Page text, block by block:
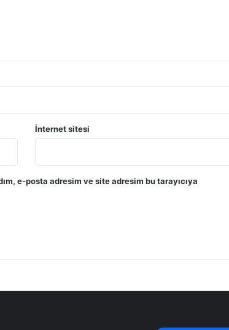
İnternet sitesi
e-posta adresim ve site adresim bu tarayıcıya